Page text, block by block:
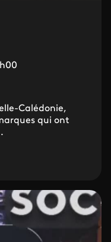
Calédonie,
qui ont